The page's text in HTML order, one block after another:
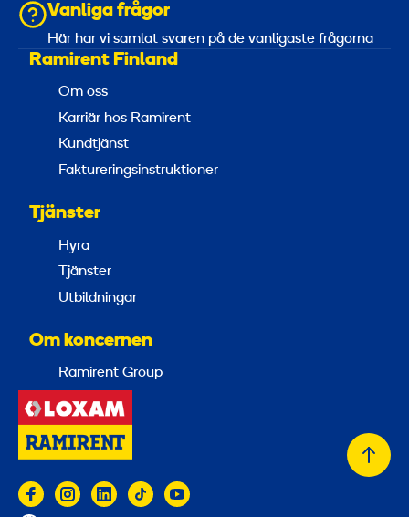
Vanliga frågor
Här har vi samlat svaren på de vanligaste frågorna
Ramirent Finland
Om oss
Karriär hos Ramirent
Kundtjänst
Faktureringsinstruktioner
Tjänster
Hyra
Tjänster
Utbildningar
Om koncernen
Ramirent Group